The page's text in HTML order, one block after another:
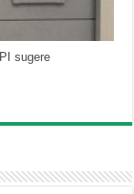
sugere